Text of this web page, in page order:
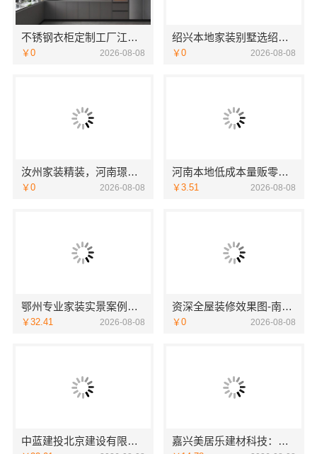
不锈钢衣柜定制工厂江浙沪联系电话-江苏东钢金属科技
￥0 2026-08-08
绍兴本地家装别墅选绍兴卓鑫装饰材料有限公司
￥0 2026-08-08
汝州家装精装，河南璟臻环保建材有限公司全屋整装方案
￥0 2026-08-08
河南本地低成本量贩零食全域盈利
￥3.51 2026-08-08
鄂州专业家装实景案例，百年米莱装饰公司
￥32.41 2026-08-08
资深全屋装修效果图-南通宏域全宅装饰建材有限公司
￥0 2026-08-08
中蓝建投北京建设有限公司四川：重钢别墅局部改造 嘉兴美居乐建材科技：嘉兴周边美居乐房屋装修联系电话